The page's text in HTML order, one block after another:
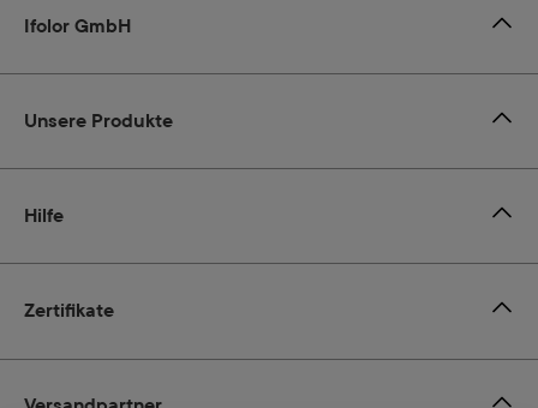
Zertifikate
Ifolor GmbH
Unsere Produkte
Hilfe